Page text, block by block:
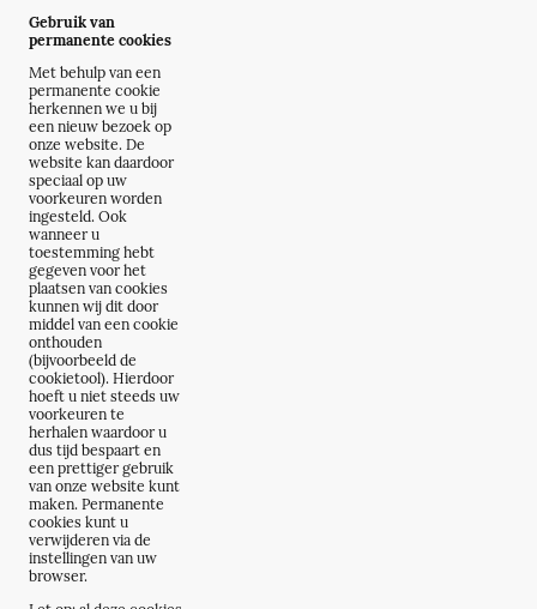
Gebruik van
permanente cookies
Met behulp van een
permanente cookie
herkennen we u bij
een nieuw bezoek op
onze website. De
website kan daardoor
speciaal op uw
voorkeuren worden
ingesteld. Ook
wanneer u
toestemming hebt
gegeven voor het
plaatsen van cookies
kunnen wij dit door
middel van een cookie
onthouden
(bijvoorbeeld de
cookietool). Hierdoor
hoeft u niet steeds uw
voorkeuren te
herhalen waardoor u
dus tijd bespaart en
een prettiger gebruik
van onze website kunt
maken. Permanente
cookies kunt u
verwijderen via de
instellingen van uw
browser.